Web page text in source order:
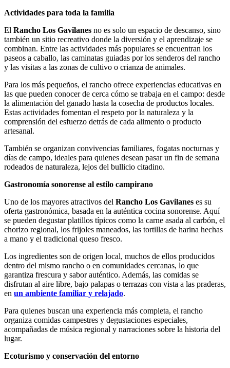
Actividades para toda la familia
El Rancho Los Gavilanes no es solo un espacio de descanso, sino
también un sitio recreativo donde la diversión y el aprendizaje se
combinan. Entre las actividades más populares se encuentran los
paseos a caballo, las caminatas guiadas por los senderos del rancho
y las visitas a las zonas de cultivo o crianza de animales.
Para los más pequeños, el rancho ofrece experiencias educativas en
las que pueden conocer de cerca cómo se trabaja en el campo: desde
la alimentación del ganado hasta la cosecha de productos locales.
Estas actividades fomentan el respeto por la naturaleza y la
comprensión del esfuerzo detrás de cada alimento o producto
artesanal.
También se organizan convivencias familiares, fogatas nocturnas y
días de campo, ideales para quienes desean pasar un fin de semana
rodeados de naturaleza, lejos del bullicio citadino.
Gastronomía sonorense al estilo campirano
Uno de los mayores atractivos del Rancho Los Gavilanes es su
oferta gastronómica, basada en la auténtica cocina sonorense. Aquí
se pueden degustar platillos típicos como la carne asada al carbón, el
chorizo regional, los frijoles maneados, las tortillas de harina hechas
a mano y el tradicional queso fresco.
Los ingredientes son de origen local, muchos de ellos producidos
dentro del mismo rancho o en comunidades cercanas, lo que
garantiza frescura y sabor auténtico. Además, las comidas se
disfrutan al aire libre, bajo palapas o terrazas con vista a las praderas,
en un ambiente familiar y relajado.
Para quienes buscan una experiencia más completa, el rancho
organiza comidas campestres y degustaciones especiales,
acompañadas de música regional y narraciones sobre la historia del
lugar.
Ecoturismo y conservación del entorno